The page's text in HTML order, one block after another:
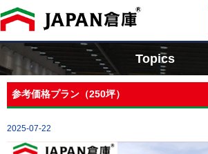
Topics
参考価格プラン（250坪）
2025-07-22